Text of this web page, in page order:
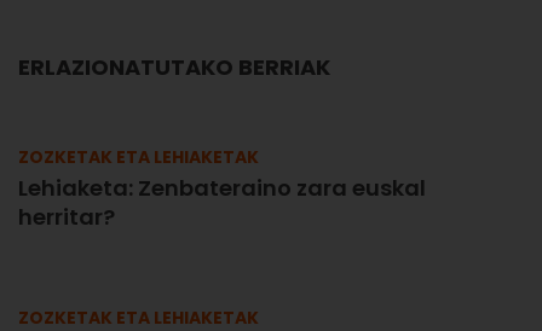
ERLAZIONATUTAKO BERRIAK
ZOZKETAK ETA LEHIAKETAK
Lehiaketa: Zenbateraino zara euskal
herritar?
ZOZKETAK ETA LEHIAKETAK